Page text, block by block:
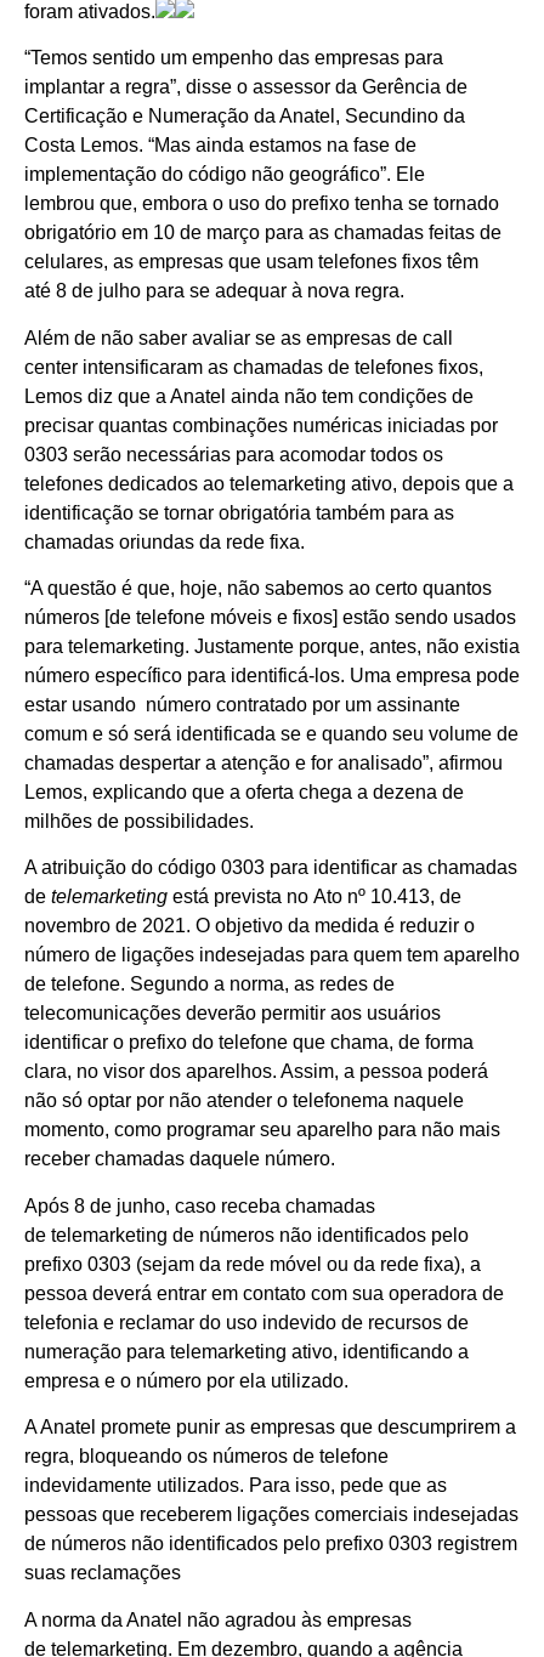
foram ativados.
“Temos sentido um empenho das empresas para
implantar a regra”, disse o assessor da Gerência de
Certificação e Numeração da Anatel, Secundino da
Costa Lemos. “Mas ainda estamos na fase de
implementação do código não geográfico”. Ele
lembrou que, embora o uso do prefixo tenha se tornado
obrigatório em 10 de março para as chamadas feitas de
celulares, as empresas que usam telefones fixos têm
até 8 de julho para se adequar à nova regra.
Além de não saber avaliar se as empresas de call
center intensificaram as chamadas de telefones fixos,
Lemos diz que a Anatel ainda não tem condições de
precisar quantas combinações numéricas iniciadas por
0303 serão necessárias para acomodar todos os
telefones dedicados ao telemarketing ativo, depois que a
identificação se tornar obrigatória também para as
chamadas oriundas da rede fixa.
“A questão é que, hoje, não sabemos ao certo quantos
números [de telefone móveis e fixos] estão sendo usados
para telemarketing. Justamente porque, antes, não existia
número específico para identificá-los. Uma empresa pode
estar usando número contratado por um assinante
comum e só será identificada se e quando seu volume de
chamadas despertar a atenção e for analisado”, afirmou
Lemos, explicando que a oferta chega a dezena de
milhões de possibilidades.
A atribuição do código 0303 para identificar as chamadas
de telemarketing está prevista no Ato nº 10.413, de
novembro de 2021. O objetivo da medida é reduzir o
número de ligações indesejadas para quem tem aparelho
de telefone. Segundo a norma, as redes de
telecomunicações deverão permitir aos usuários
identificar o prefixo do telefone que chama, de forma
clara, no visor dos aparelhos. Assim, a pessoa poderá
não só optar por não atender o telefonema naquele
momento, como programar seu aparelho para não mais
receber chamadas daquele número.
Após 8 de junho, caso receba chamadas
de telemarketing de números não identificados pelo
prefixo 0303 (sejam da rede móvel ou da rede fixa), a
pessoa deverá entrar em contato com sua operadora de
telefonia e reclamar do uso indevido de recursos de
numeração para telemarketing ativo, identificando a
empresa e o número por ela utilizado.
A Anatel promete punir as empresas que descumprirem a
regra, bloqueando os números de telefone
indevidamente utilizados. Para isso, pede que as
pessoas que receberem ligações comerciais indesejadas
de números não identificados pelo prefixo 0303 registrem
suas reclamações
A norma da Anatel não agradou às empresas
de telemarketing. Em dezembro, quando a agência